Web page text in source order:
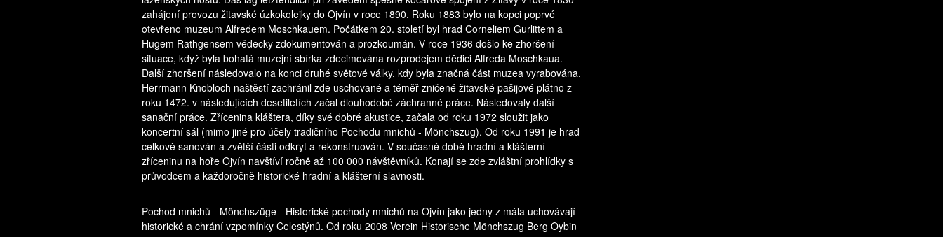
zahájení provozu žitavské úzkokolejky do Ojvín v roce 1890. Roku 1883 bylo na kopci poprvé
otevřeno muzeum Alfredem Moschkauem. Počátkem 20. století byl hrad Corneliem Gurlittem a
Hugem Rathgensem vědecky zdokumentován a prozkoumán. V roce 1936 došlo ke zhoršení
situace, když byla bohatá muzejní sbírka zdecimována rozprodejem dědici Alfreda Moschkaua.
Další zhoršení následovalo na konci druhé světové války, kdy byla značná část muzea vyrabována.
Herrmann Knobloch naštěstí zachránil zde uschované a téměř zničené žitavské pašijové plátno z
roku 1472. v následujících desetiletích začal dlouhodobé záchranné práce. Následovaly další
sanační práce. Zřícenina kláštera, díky své dobré akustice, začala od roku 1972 sloužit jako
koncertní sál (mimo jiné pro účely tradičního Pochodu mnichů - Mönchszug). Od roku 1991 je hrad
celkově sanován a zvětší části odkryt a rekonstruován. V současné době hradní a klášterní
zříceninu na hoře Ojvín navštíví ročně až 100 000 návštěvníků. Konají se zde zvláštní prohlídky s
průvodcem a každoročně historické hradní a klášterní slavnosti.
Pochod mnichů - Mönchszüge - Historické pochody mnichů na Ojvín jako jedny z mála uchovávají
historické a chrání vzpomínky Celestýnů. Od roku 2008 Verein Historische Mönchszug Berg Oybin